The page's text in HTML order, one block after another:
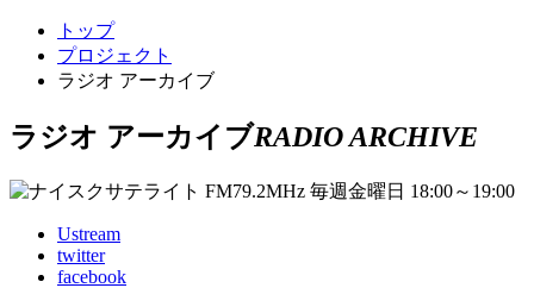
トップ
プロジェクト
ラジオ アーカイブ
ラジオ アーカイブRADIO ARCHIVE
Ustream
twitter
facebook